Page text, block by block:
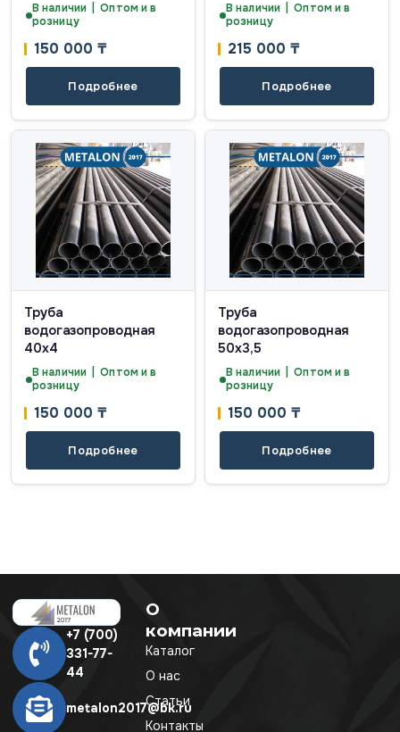
В наличии | Оптом и в
розницу
150 000 ₸
Подробнее
В наличии | Оптом и в
розницу
215 000 ₸
Подробнее
Труба
водогазопроводная
40х4
В наличии | Оптом и в
розницу
150 000 ₸
Подробнее
Труба
водогазопроводная
50х3,5
В наличии | Оптом и в
розницу
150 000 ₸
Подробнее
+7 (700)
331-77-
44
metalon2017@bk.ru
О
компании
Каталог
О нас
Статьи
Контакты